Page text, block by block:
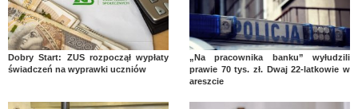
Dobry Start: ZUS rozpoczął wypłaty
świadczeń na wyprawki uczniów
„Na pracownika banku” wyłudzili
prawie 70 tys. zł. Dwaj 22-latkowie w
areszcie